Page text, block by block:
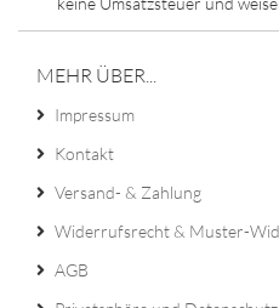
MEHR ÜBER...
Impressum
Kontakt
Versand- & Zahlung
Widerrufsrecht & Muster-
AGB